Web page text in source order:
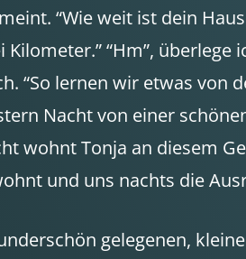
“Wie weit ist dein
“Hm”, überlege
“So lernen wir etwas von
Nacht von einer
wohnt Tonja an diesem
und uns nachts die
gelegenen,